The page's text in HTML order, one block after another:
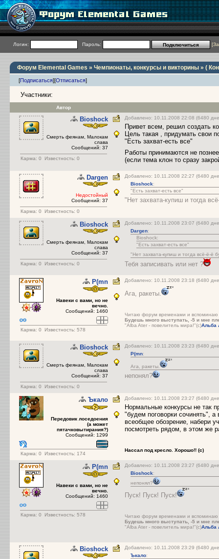
Логин: Пароль: [
Форум Elemental Games » Чемпионаты, конкурсы и викторины » (
[Подписаться][Отписаться]
Участники:
Автор
Bioshock
Cмерть феянам, Малокам
слава
Сообщений: 37
Карма: 0 Известность: 0
Добавлено: 10.11.2008 22:08 (6480
Привет всем, решил создать
Цель такая , придумать свои
"Есть захват-есть все"
Работы принимаются не
(если тема клон то сразу
Dargen
Недостойный
Сообщений: 37
Карма: 0 Известность: 0
Добавлено: 10.11.2008 22:27 (6480
Bioshock:
"Есть захват-есть все"
"Нет захвата-купиш и тогда
Bioshock
Cмерть феянам, Малокам
слава
Сообщений: 37
Карма: 0 Известность: 0
Добавлено: 10.11.2008 23:07 (6480
Dargen:
Bioshock:
"Есть захват-есть все"
"Нет захвата-купиш и тогда всё-ё-ё
Тебя записивать или нет ?
P(mn
Навеки с вами, но не
вечно.
Сообщений: 1460
Карма: 0 Известность: 578
Добавлено: 10.11.2008 23:18 (6480
Ага, ракеты.
Читаю форум временами и вспоминаю
Будешь много выступать, -5 и мне
"Alba Ater - повелитель мира!"(с)Альба
Bioshock
Cмерть феянам, Малокам
слава
Сообщений: 37
Карма: 0 Известность: 0
Добавлено: 10.11.2008 23:23 (6480
P(mn:
Ага, ракеты.
непонял?
Ъкало
Передовик лоседоения
(а может
пятачковытирания?)
Сообщений: 1299
Карма: 0 Известность: 174
Добавлено: 10.11.2008 23:27 (6480
Нормальные конкурсы не так
"будем поговорки сочинять",
всеобщее обозрение, набери
посмотреть рядом, в этом же
Нассал под кресло. Хорошо!! (с)
P(mn
Навеки с вами, но не
вечно.
Сообщений: 1460
Карма: 0 Известность: 578
Добавлено: 10.11.2008 23:27 (6480
Bioshock:
непонял?
Пуск! Пуск! Пуск!
Читаю форум временами и вспоминаю
Будешь много выступать, -5 и мне
"Alba Ater - повелитель мира!"(с)Альба
Bioshock
Добавлено: 10.11.2008 23:29 (6480
Ъкало: